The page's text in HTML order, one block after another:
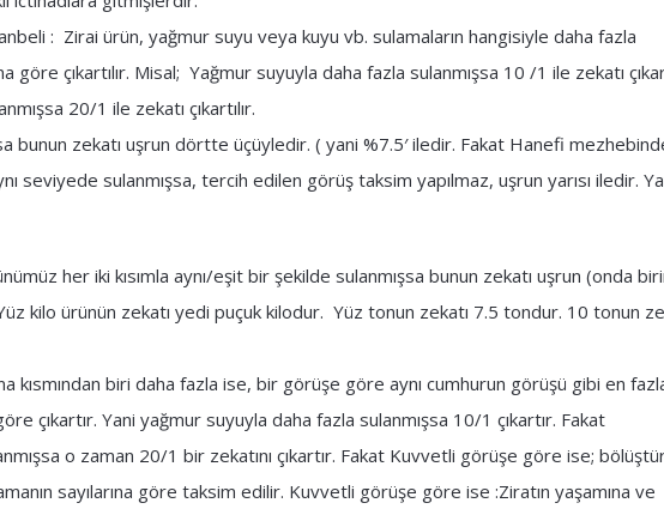
: Zirai ürün, yağmur suyu veya kuyu vb. sulamaların hangisiyle daha fazla
göre çıkartılır. Misal; Yağmur suyuyla daha fazla sulanmışsa 10 /1 ile zekatı
20/1 ile zekatı çıkartılır.
bunun zekatı uşrun dörtte üçüyledir. ( yani %7.5′ iledir. Fakat Hanefi
seviyede sulanmışsa, tercih edilen görüş taksim yapılmaz, uşrun yarısı iledir.
her iki kısımla aynı/eşit bir şekilde sulanmışsa bunun zekatı uşrun (onda
kilo ürünün zekatı yedi puçuk kilodur. Yüz tonun zekatı 7.5 tondur. 10 tonun
kısmından biri daha fazla ise, bir görüşe göre aynı cumhurun görüşü gibi en
çıkartır. Yani yağmur suyuyla daha fazla sulanmışsa 10/1 çıkartır. Fakat
o zaman 20/1 bir zekatını çıkartır. Fakat Kuvvetli görüşe göre ise;
sayılarına göre taksim edilir. Kuvvetli görüşe göre ise :Ziratın yaşamına ve